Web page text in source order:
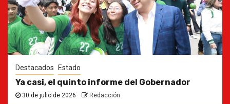
Destacados Estado
Ya casi, el quinto informe del Gobernador
30 de julio de 2026 Redacción